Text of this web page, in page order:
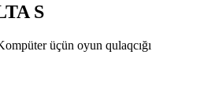
S
üçün oyun qulaqcığı